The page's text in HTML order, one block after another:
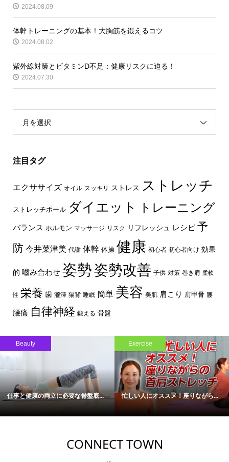
2024.08.09
体幹トレーニングの基本！大胸筋を鍛えるコツ
2024.08.02
紫外線対策とビタミンD不足：健康リスクに迫る！
2024.07.30
月を選択
注目タグ
エクササイズ オイル スッキリ ストレス ストレッチ
ストレッチポール ダイエット トレーニング
バランス ホルモン マッサージ リスク リフレッシュ レシピ 予
防 今井菜津美 代謝 体幹 体操 健康 初心者 初心者向け 効果
的 嚙み合わせ 姿勢姿勢改善 子供 対策 巻き肩 柔軟
性 栄養 歯 瀧澤 猫背 睡眠 簡単 美容 美肌 肩こり 肩甲骨 腰
腰痛 自律神経 鍛える 骨盤
Beauty
仕事と健康の両立に必要な骨盤底...
Exercise
忙しい人にオススメ！座りながら...
CONNECT TOWN